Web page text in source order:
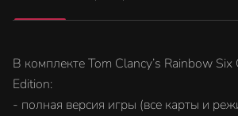
В комплекте Tom Clancy’s Rainbow
Edition:
- полная версия игры (все карты и